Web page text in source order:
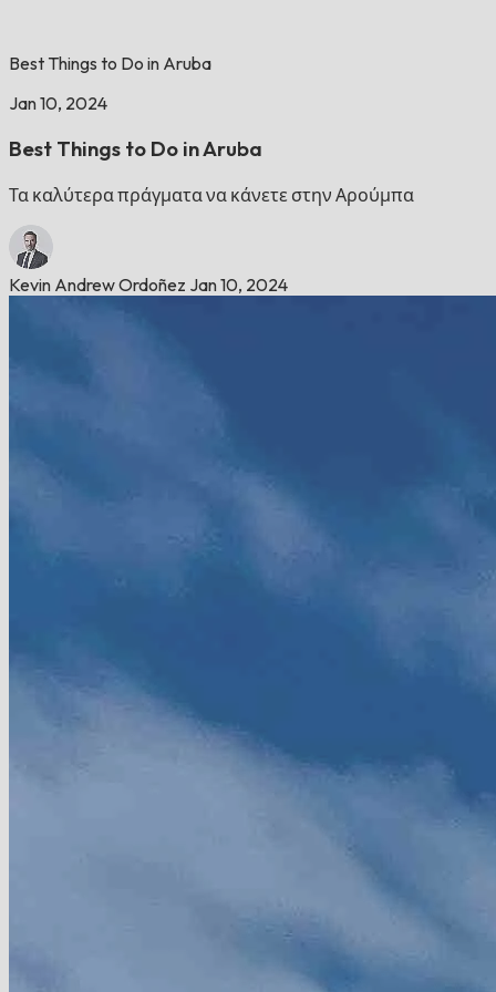
Best Things to Do in Aruba
Jan 10, 2024
Best Things to Do in Aruba
Τα καλύτερα πράγματα να κάνετε στην Αρούμπα
Kevin Andrew Ordoñez Jan 10, 2024